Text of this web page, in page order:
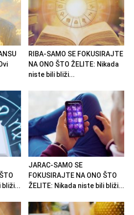
RIBA-SAMO SE FOKUSIRAJTE
NA ONO ŠTO ŽELITE: Nikada
niste bili bliži...
bliži...
JARAC-SAMO SE
FOKUSIRAJTE NA ONO ŠTO
ŽELITE: Nikada niste bili bliži...